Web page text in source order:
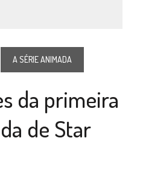
A SÉRIE ANIMADA
da primeira
de Star